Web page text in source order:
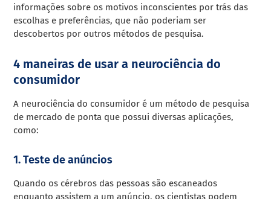
informações sobre os motivos inconscientes por trás das
escolhas e preferências, que não poderiam ser
descobertos por outros métodos de pesquisa.
4 maneiras de usar a neurociência do
consumidor
A neurociência do consumidor é um método de pesquisa
de mercado de ponta que possui diversas aplicações,
como:
1. Teste de anúncios
Quando os cérebros das pessoas são escaneados
enquanto assistem a um anúncio, os cientistas podem